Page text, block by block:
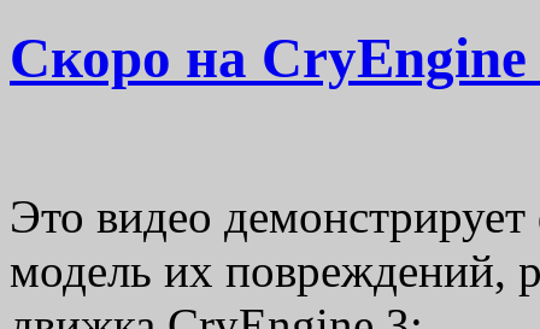
Скоро на CryEngine
Это видео
модель их повреждений,